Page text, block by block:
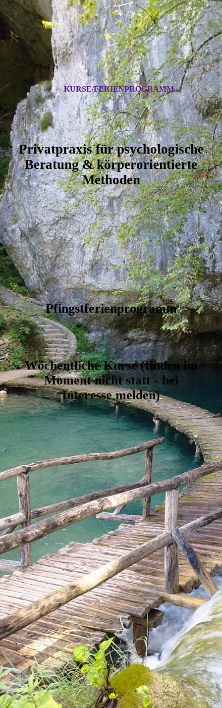
KURSE/FERIENPROGRAMM
Privatpraxis für psychologische
Beratung & körperorientierte
Methoden
Pfingstferienprogramm
Wöchentliche Kurse (finden im
Moment nicht statt - bei
Interesse melden)